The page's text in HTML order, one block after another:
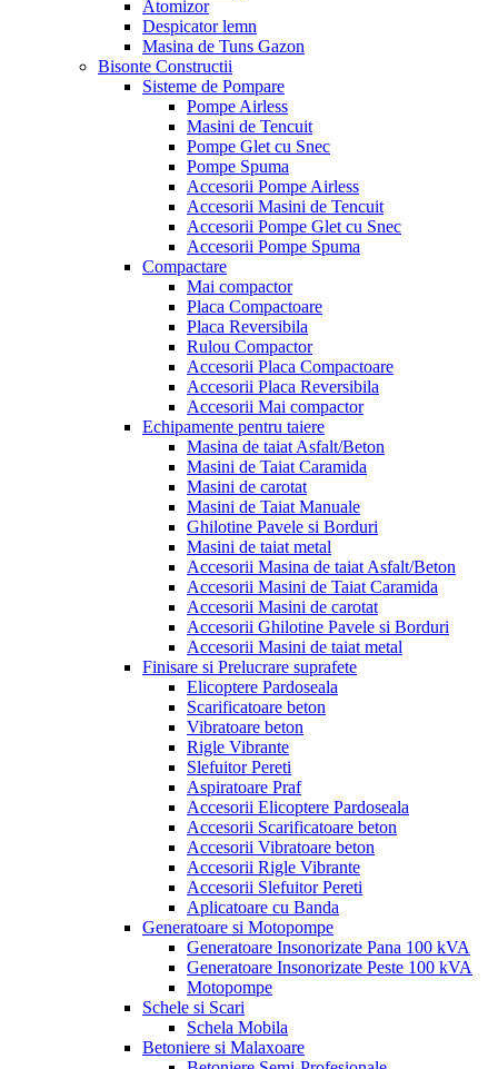
Atomizor
Despicator lemn
Masina de Tuns Gazon
Bisonte Constructii
Sisteme de Pompare
Pompe Airless
Masini de Tencuit
Pompe Glet cu Snec
Pompe Spuma
Accesorii Pompe Airless
Accesorii Masini de Tencuit
Accesorii Pompe Glet cu Snec
Accesorii Pompe Spuma
Compactare
Mai compactor
Placa Compactoare
Placa Reversibila
Rulou Compactor
Accesorii Placa Compactoare
Accesorii Placa Reversibila
Accesorii Mai compactor
Echipamente pentru taiere
Masina de taiat Asfalt/Beton
Masini de Taiat Caramida
Masini de carotat
Masini de Taiat Manuale
Ghilotine Pavele si Borduri
Masini de taiat metal
Accesorii Masina de taiat Asfalt/Beton
Accesorii Masini de Taiat Caramida
Accesorii Masini de carotat
Accesorii Ghilotine Pavele si Borduri
Accesorii Masini de taiat metal
Finisare si Prelucrare suprafete
Elicoptere Pardoseala
Scarificatoare beton
Vibratoare beton
Rigle Vibrante
Slefuitor Pereti
Aspiratoare Praf
Accesorii Elicoptere Pardoseala
Accesorii Scarificatoare beton
Accesorii Vibratoare beton
Accesorii Rigle Vibrante
Accesorii Slefuitor Pereti
Aplicatoare cu Banda
Generatoare si Motopompe
Generatoare Insonorizate Pana 100 kVA
Generatoare Insonorizate Peste 100 kVA
Motopompe
Schele si Scari
Schela Mobila
Betoniere si Malaxoare